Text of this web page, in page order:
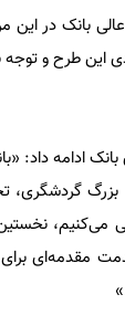
بانک در این
این طرح و
ادامه داد: «
گردشگری،
نخستین
مقدمه‌ای